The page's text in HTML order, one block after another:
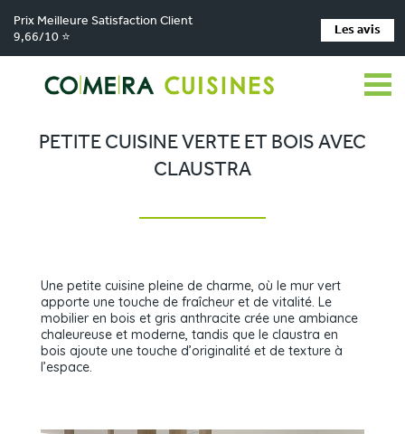
Prix Meilleure Satisfaction Client
9,66/10 ⭐
Les avis
Comera Cuisines > Nos magasins de cuisine > Cuisiniste Firminy
Réalisations > Petite cuisine verte et bois avec claustra
PETITE CUISINE VERTE ET BOIS AVEC
CLAUSTRA
Une petite cuisine pleine de charme, où le mur vert
apporte une touche de fraîcheur et de vitalité. Le
mobilier en bois et gris anthracite crée une ambiance
chaleureuse et moderne, tandis que le claustra en
bois ajoute une touche d’originalité et de texture à
l’espace.